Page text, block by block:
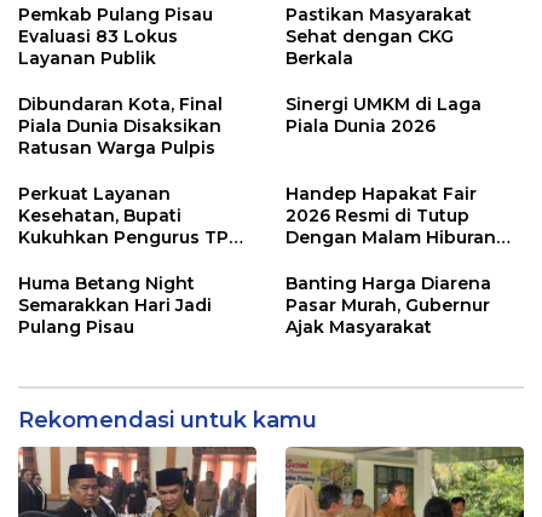
Pemkab Pulang Pisau
Evaluasi 83 Lokus
Layanan Publik
Pastikan Masyarakat
Sehat dengan CKG
Berkala
Dibundaran Kota, Final
Piala Dunia Disaksikan
Ratusan Warga Pulpis
Sinergi UMKM di Laga
Piala Dunia 2026
Perkuat Layanan
Kesehatan, Bupati
Kukuhkan Pengurus TP
Handep Hapakat Fair
2026 Resmi di Tutup
Dengan Malam Hiburan
Huma Betang Night
Semarakkan Hari Jadi
Pulang Pisau
Banting Harga Diarena
Pasar Murah, Gubernur
Ajak Masyarakat
Rekomendasi untuk kamu